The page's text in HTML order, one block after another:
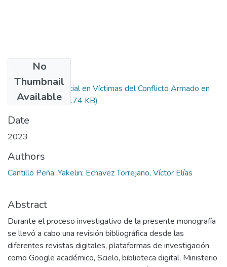
No
Thumbnail
Available
Atención Psicosocial en Víctimas del Conflicto Armado en
Colombia.pdf(858.74 KB)
Date
2023
Authors
Cantillo Peña, Yakelin; Echavez Torrejano, Víctor Elías
Abstract
Durante el proceso investigativo de la presente monografía
se llevó a cabo una revisión bibliográfica desde las
diferentes revistas digitales, plataformas de investigación
como Google académico, Scielo, biblioteca digital, Ministerio